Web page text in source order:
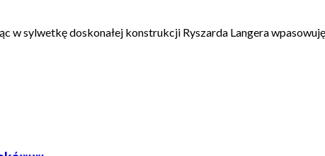
sylwetkę doskonałej konstrukcji Ryszarda Langera wpasowuję